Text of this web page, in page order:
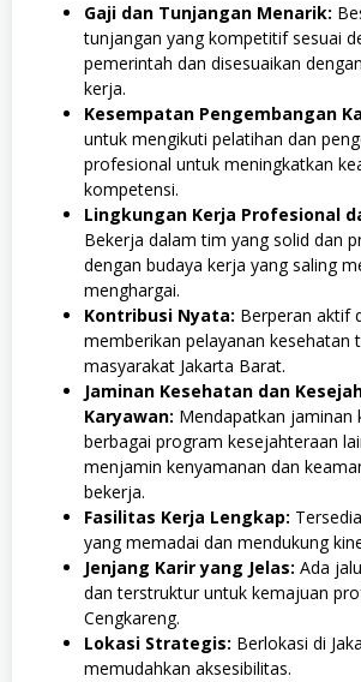
Gaji dan Tunjangan Menarik:
tunjangan yang kompetitif sesuai
pemerintah dan disesuaikan
kerja.
Kesempatan Pengembangan
untuk mengikuti pelatihan dan
profesional untuk meningkatkan
kompetensi.
Lingkungan Kerja Profesional
Bekerja dalam tim yang solid dan
dengan budaya kerja yang saling
menghargai.
Kontribusi Nyata: Berperan aktif
memberikan pelayanan kesehatan
masyarakat Jakarta Barat.
Jaminan Kesehatan dan
Karyawan: Mendapatkan jaminan
berbagai program kesejahteraan
menjamin kenyamanan dan
bekerja.
Fasilitas Kerja Lengkap:
yang memadai dan mendukung
Jenjang Karir yang Jelas: Ada
dan terstruktur untuk kemajuan
Cengkareng.
Lokasi Strategis: Berlokasi di
memudahkan aksesibilitas.